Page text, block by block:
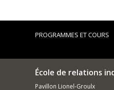
PROGRAMMES ET COURS
École de relations
Pavillon Lionel-Groulx